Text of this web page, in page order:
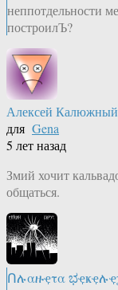
неппотдельности
построилЪ?
Алексей Калюжный
для Gena
5 лет назад
Змий хочит
общаться.
Ոሉαዙҿτα